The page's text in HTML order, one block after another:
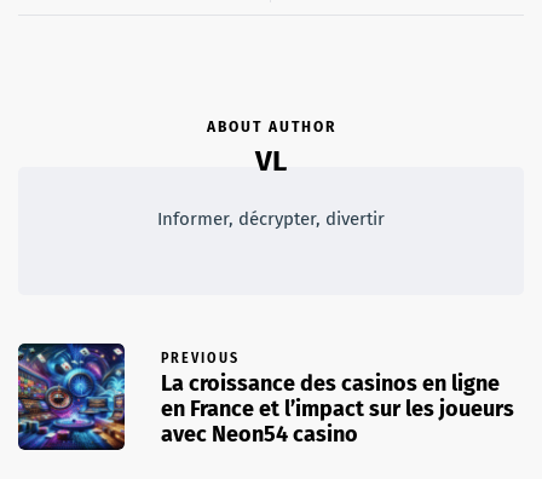
ABOUT AUTHOR
VL
Informer, décrypter, divertir
PREVIOUS
La croissance des casinos en ligne
en France et l’impact sur les joueurs
avec Neon54 casino